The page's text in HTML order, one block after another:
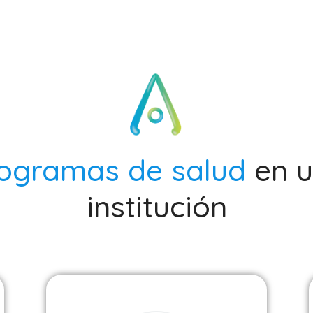
de salud en
institución